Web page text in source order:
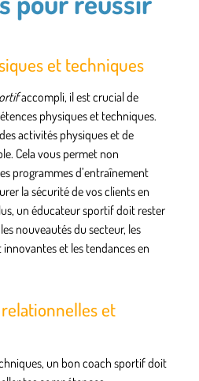
et techniques
accompli, il est crucial de
physiques et techniques.
activités physiqueset de
Cela vous permet non
programmes d’entraînement
la sécurité de vos clients en
un éducateur sportifdoit rester
nouveautés du secteur, les
et les tendances en
et
un bon coach sportifdoit